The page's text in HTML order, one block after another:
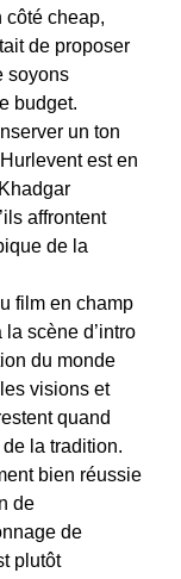
côté cheap,
de proposer
soyons
budget.
un ton
est en
affrontent
de la
film en champ
scène d’intro
du monde
visions et
quand
la tradition.
bien réussie
de
de
plutôt